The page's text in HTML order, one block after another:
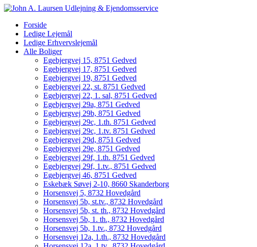
Forside
Ledige Lejemål
Ledige Erhvervslejemål
Alle Boliger
Egebjergvej 15, 8751 Gedved
Egebjergvej 17, 8751 Gedved
Egebjergvej 19, 8751 Gedved
Egebjergvej 22, st. 8751 Gedved
Egebjergvej 22, 1. sal, 8751 Gedved
Egebjergvej 29a, 8751 Gedved
Egebjergvej 29b, 8751 Gedved
Egebjergvej 29c, 1.th. 8751 Gedved
Egebjergvej 29c, 1.tv. 8751 Gedved
Egebjergvej 29d, 8751 Gedved
Egebjergvej 29e, 8751 Gedved
Egebjergvej 29f, 1.th. 8751 Gedved
Egebjergvej 29f, 1.tv., 8751 Gedved
Egebjergvej 46, 8751 Gedved
Eskebæk Søvej 2-10, 8660 Skanderborg
Horsensvej 5, 8732 Hovedgård
Horsensvej 5b, st.tv., 8732 Hovedgård
Horsensvej 5b, st. th., 8732 Hovedgård
Horsensvej 5b, 1. th., 8732 Hovedgård
Horsensvej 5b, 1.tv., 8732 Hovedgård
Horsensvej 12a, 1.th., 8732 Hovedgård